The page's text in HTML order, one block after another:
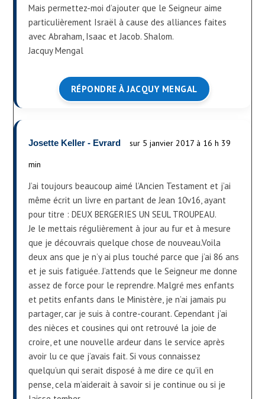
Mais permettez-moi d’ajouter que le Seigneur aime
particulièrement Israël à cause des alliances faites
avec Abraham, Isaac et Jacob. Shalom.
Jacquy Mengal
RÉPONDRE À JACQUY MENGAL
Josette Keller - Evrard
sur 5 janvier 2017 à 16 h 39
min
J’ai toujours beaucoup aimé l’Ancien Testament et j’ai
même écrit un livre en partant de Jean 10v16, ayant
pour titre : DEUX BERGERIES UN SEUL TROUPEAU.
Je le mettais régulièrement à jour au fur et à mesure
que je découvrais quelque chose de nouveau.Voila
deux ans que je n’y ai plus touché parce que j’ai 86 ans
et je suis fatiguée. J’attends que le Seigneur me donne
assez de force pour le reprendre. Malgré mes enfants
et petits enfants dans le Ministère, je n’ai jamais pu
partager, car je suis à contre-courant. Cependant j’ai
des nièces et cousines qui ont retrouvé la joie de
croire, et une nouvelle ardeur dans le service après
avoir lu ce que j’avais fait. Si vous connaissez
quelqu’un qui serait disposé à me dire ce qu’il en
pense, cela m’aiderait à savoir si je continue ou si je